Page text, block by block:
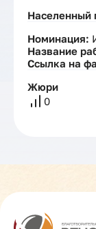
Населенный
Номинация:
Название
Ссылка на
Жюри
0